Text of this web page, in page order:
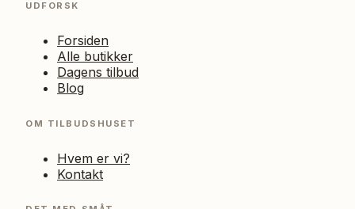
UDFORSK
Forsiden
Alle butikker
Dagens tilbud
Blog
OM TILBUDSHUSET
Hvem er vi?
Kontakt